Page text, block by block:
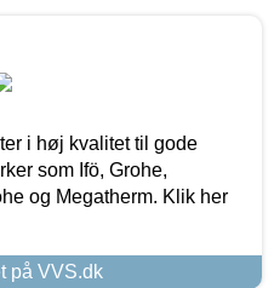
i høj kvalitet til gode
som Ifö, Grohe,
og Megatherm. Klik her
på VVS.dk